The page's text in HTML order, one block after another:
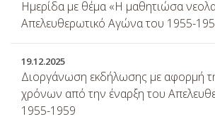
Ημερίδα με θέμα «Η μαθητιώσα
Απελευθερωτικό Αγώνα του 1955-
19.12.2025
Διοργάνωση εκδήλωσης με αφορμή
χρόνων από την έναρξη του
1955-1959